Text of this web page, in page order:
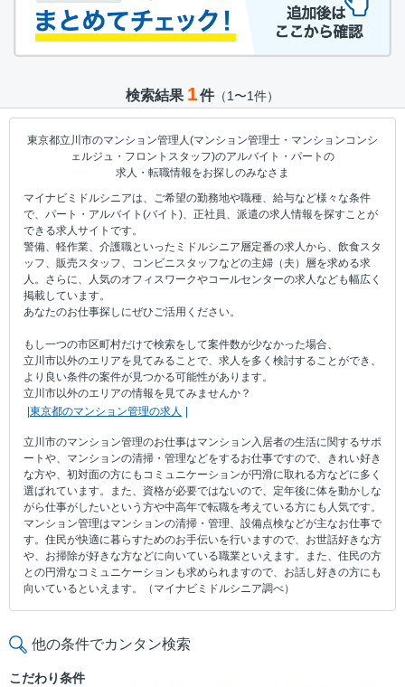
検索結果 1件（1〜1件）
東京都立川市のマンション管理人(マンション管理士・マンションコンシ
ェルジュ・フロントスタッフ)のアルバイト・パートの
求人・転職情報をお探しのみなさま
マイナビミドルシニアは、ご希望の勤務地や職種、給与など様々な条件
で、パート・アルバイト(バイト)、正社員、派遣の求人情報を探すことが
できる求人サイトです。
警備、軽作業、介護職といったミドルシニア層定番の求人から、飲食スタ
ッフ、販売スタッフ、コンビニスタッフなどの主婦（夫）層を求める求
人。さらに、人気のオフィスワークやコールセンターの求人なども幅広く
掲載しています。
あなたのお仕事探しにぜひご活用ください。
もし一つの市区町村だけで検索をして案件数が少なかった場合、
立川市以外のエリアを見てみることで、求人を多く検討することができ、
より良い条件の案件が見つかる可能性があります。
立川市以外のエリアの情報を見てみませんか？
東京都のマンション管理の求人
立川市のマンション管理のお仕事はマンション入居者の生活に関するサポ
ートや、マンションの清掃・管理などをするお仕事ですので、きれい好き
な方や、初対面の方にもコミュニケーションが円滑に取れる方などに多く
選ばれています。また、資格が必要ではないので、定年後に体を動かしな
がら仕事がしたいという方や中高年で転職を考えている方にも人気です。
マンション管理はマンションの清掃・管理、設備点検などが主なお仕事で
す。住民が快適に暮らすためのお手伝いを行いますので、お世話好きな方
や、お掃除が好きな方などに向いている職業といえます。また、住民の方
との円滑なコミュニケーションも求められますので、お話し好きの方にも
向いているといえます。（マイナビミドルシニア調べ）
他の条件でカンタン検索
こだわり条件